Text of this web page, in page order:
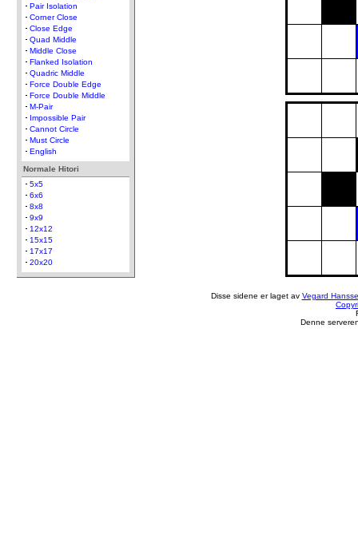
Pair Isolation
Corner Close
Close Edge
Quad Middle
Middle Close
Flanked Isolation
Quadric Middle
Force Double Edge
Force Double Middle
M-Pair
Impossible Pair
Cannot Circle
Must Circle
English
Normale Hitori
5x5
6x6
8x8
9x9
12x12
15x15
17x17
20x20
Disse sidene er laget av Vegard
Denne